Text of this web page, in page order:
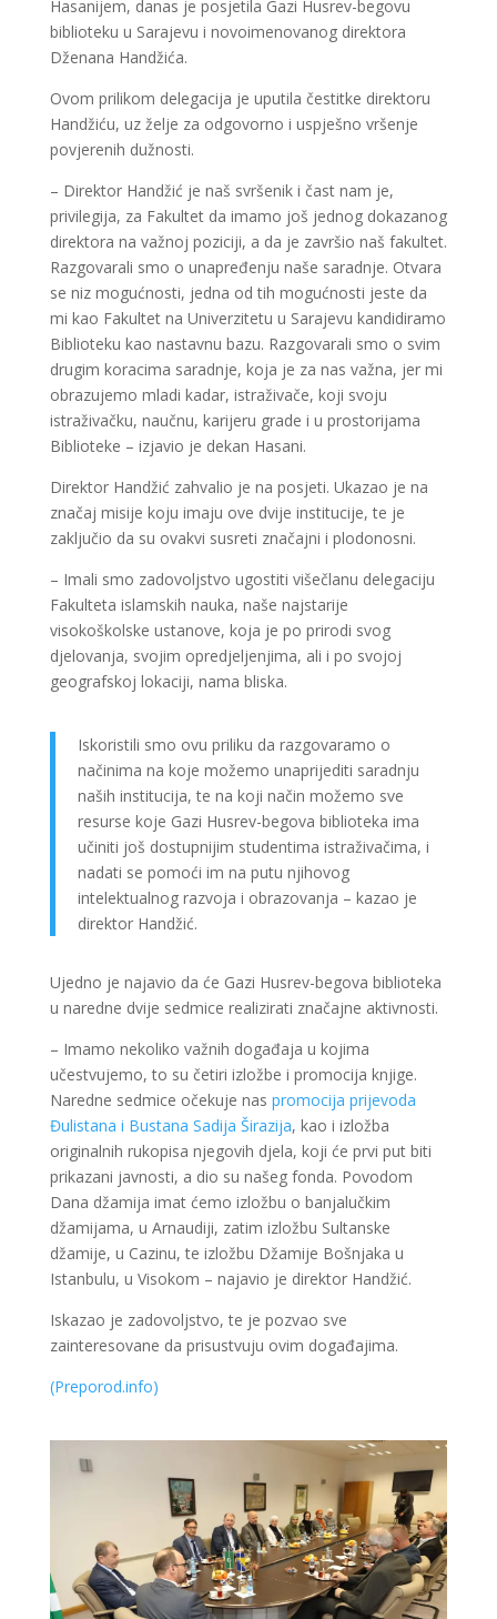
Hasanijem, danas je posjetila Gazi Husrev-begovu
biblioteku u Sarajevu i novoimenovanog direktora
Dženana Handžića.
Ovom prilikom delegacija je uputila čestitke direktoru
Handžiću, uz želje za odgovorno i uspješno vršenje
povjerenih dužnosti.
– Direktor Handžić je naš svršenik i čast nam je,
privilegija, za Fakultet da imamo još jednog dokazanog
direktora na važnoj poziciji, a da je završio naš fakultet.
Razgovarali smo o unapređenju naše saradnje. Otvara
se niz mogućnosti, jedna od tih mogućnosti jeste da
mi kao Fakultet na Univerzitetu u Sarajevu kandidiramo
Biblioteku kao nastavnu bazu. Razgovarali smo o svim
drugim koracima saradnje, koja je za nas važna, jer mi
obrazujemo mladi kadar, istraživače, koji svoju
istraživačku, naučnu, karijeru grade i u prostorijama
Biblioteke – izjavio je dekan Hasani.
Direktor Handžić zahvalio je na posjeti. Ukazao je na
značaj misije koju imaju ove dvije institucije, te je
zaključio da su ovakvi susreti značajni i plodonosni.
– Imali smo zadovoljstvo ugostiti višečlanu delegaciju
Fakulteta islamskih nauka, naše najstarije
visokoškolske ustanove, koja je po prirodi svog
djelovanja, svojim opredjeljenjima, ali i po svojoj
geografskoj lokaciji, nama bliska.
Iskoristili smo ovu priliku da razgovaramo o
načinima na koje možemo unaprijediti saradnju
naših institucija, te na koji način možemo sve
resurse koje Gazi Husrev-begova biblioteka ima
učiniti još dostupnijim studentima istraživačima, i
nadati se pomoći im na putu njihovog
intelektualnog razvoja i obrazovanja – kazao je
direktor Handžić.
Ujedno je najavio da će Gazi Husrev-begova biblioteka
u naredne dvije sedmice realizirati značajne aktivnosti.
– Imamo nekoliko važnih događaja u kojima
učestvujemo, to su četiri izložbe i promocija knjige.
Naredne sedmice očekuje nas promocija prijevoda
Đulistana i Bustana Sadija Širazija, kao i izložba
originalnih rukopisa njegovih djela, koji će prvi put biti
prikazani javnosti, a dio su našeg fonda. Povodom
Dana džamija imat ćemo izložbu o banjalučkim
džamijama, u Arnaudiji, zatim izložbu Sultanske
džamije, u Cazinu, te izložbu Džamije Bošnjaka u
Istanbulu, u Visokom – najavio je direktor Handžić.
Iskazao je zadovoljstvo, te je pozvao sve
zainteresovane da prisustvuju ovim događajima.
(Preporod.info)